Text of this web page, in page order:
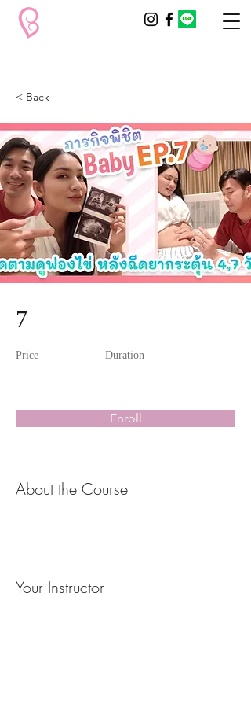
< Back
7
Price Duration
Enroll
About the Course
Your Instructor